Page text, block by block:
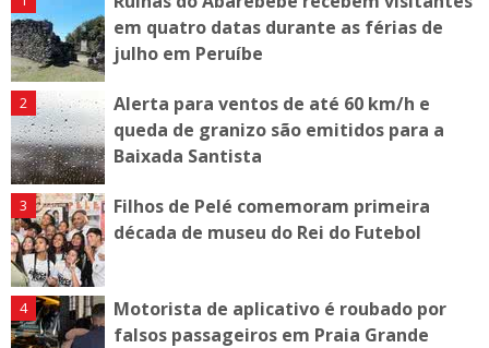
em quatro datas durante as férias de
julho em Peruíbe
Alerta para ventos de até 60 km/h e
queda de granizo são emitidos para a
Baixada Santista
Filhos de Pelé comemoram primeira
década de museu do Rei do Futebol
Motorista de aplicativo é roubado por
falsos passageiros em Praia Grande